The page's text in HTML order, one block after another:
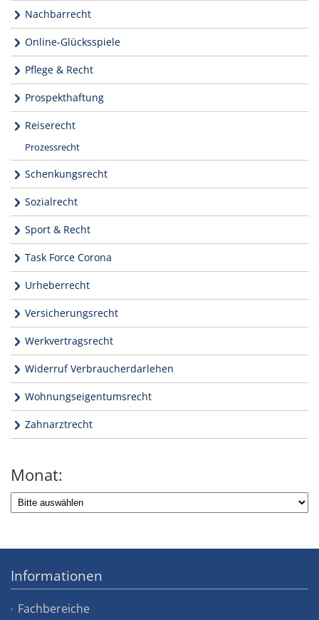
Nachbarrecht
Online-Glücksspiele
Pflege & Recht
Prospekthaftung
Reiserecht
Prozessrecht
Schenkungsrecht
Sozialrecht
Sport & Recht
Task Force Corona
Urheberrecht
Versicherungsrecht
Werkvertragsrecht
Widerruf Verbraucherdarlehen
Wohnungseigentumsrecht
Zahnarztrecht
Monat:
Informationen
Fachbereiche